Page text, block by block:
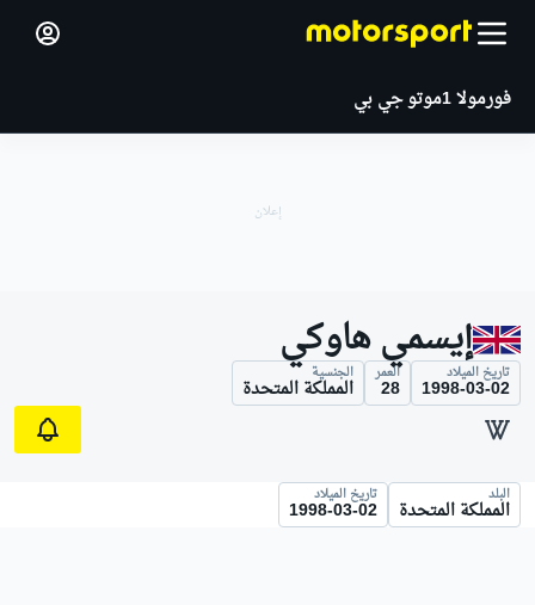
فورمولا 1 موتو جي بي
إيسمي هاوكي
تاريخ الميلاد
1998-03-02
العمر
28
الجنسية
المملكة المتحدة
البلد
المملكة المتحدة
تاريخ الميلاد
1998-03-02